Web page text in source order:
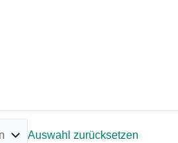
Auswahl zurücksetzen